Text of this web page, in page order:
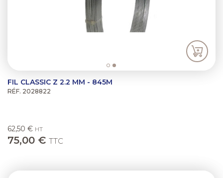
FIL CLASSIC Z 2.2 MM - 845M
RÉF. 2028822
62,50 € HT
75,00 € TTC